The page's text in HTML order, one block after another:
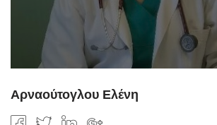
Αρναούτογλου Ελένη